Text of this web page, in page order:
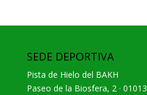
SEDE DEPORTIVA
Pista de Hielo del BAKH
Paseo de la Biosfera, 2 · 01013